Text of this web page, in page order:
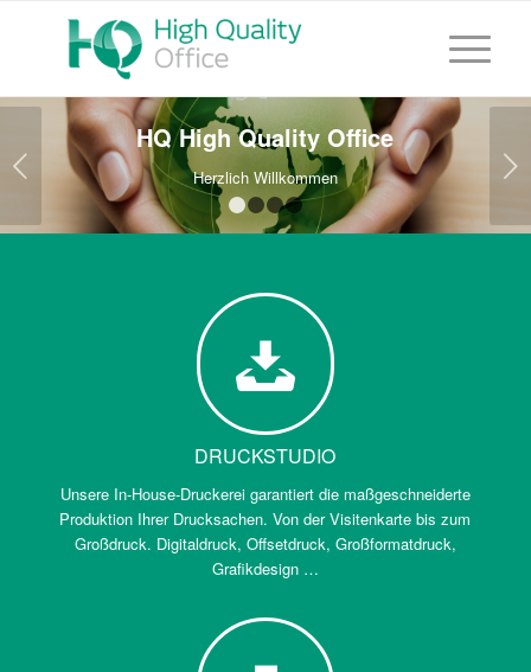
HQ High Quality Office
Herzlich Willkommen Weiter
1 2 3 4
DRUCKSTUDIO
Unsere In-House-Druckerei garantiert die maßgeschneiderte
Produktion Ihrer Drucksachen. Von der Visitenkarte bis zum
Großdruck. Digitaldruck, Offsetdruck, Großformatdruck,
Grafikdesign …